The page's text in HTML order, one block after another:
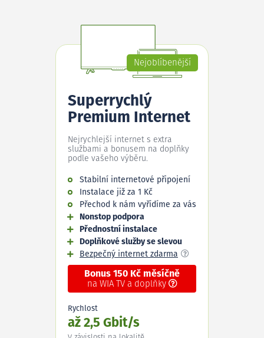
Nejoblíbenější
Superrychlý
Premium Internet
Nejrychlejší internet s extra
službami a bonusem na doplňky
podle vašeho výběru.
Stabilní internetové připojení
Instalace již za 1 Kč
Přechod k nám vyřídíme za vás
Nonstop podpora
Přednostní instalace
Doplňkové služby se slevou
Bezpečný internet zdarma
Bonus 150 Kč měsíčně
na WIA TV a doplňky
Rychlost
až 2,5 Gbit/s